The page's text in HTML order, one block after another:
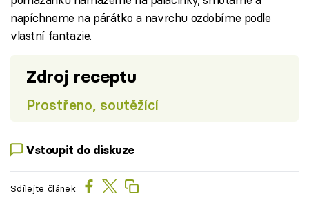
napíchneme na párátko a navrchu ozdobíme podle
vlastní fantazie.
Zdroj receptu
Prostřeno, soutěžící
Vstoupit do diskuze
Sdílejte článek